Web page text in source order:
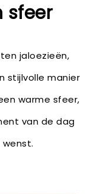
sfeer
jaloezieën,
stijlvolle manier
warme sfeer,
van de dag